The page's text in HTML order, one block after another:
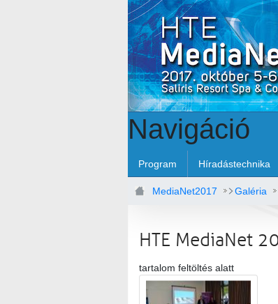
Navigáció
Program Híradástechnika
MediaNet2017 Galéria
HTE MediaNet
tartalom feltöltés alatt
Médiatár